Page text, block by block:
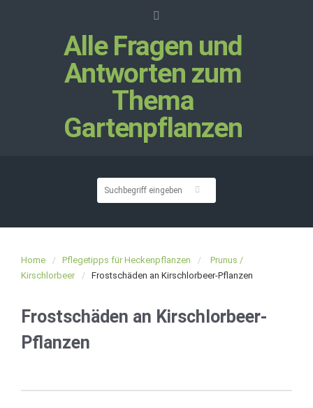
Alle Fragen und
Antworten zum
Thema
Gartenpflanzen
Home Pflegetipps für Heckenpflanzen
Prunus /
Kirschlorbeer
Frostschäden an Kirschlorbeer-Pflanzen
Frostschäden an Kirschlorbeer-
Pflanzen